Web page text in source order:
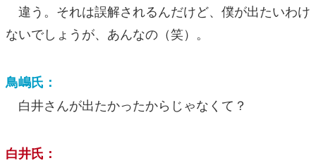
違う。それは誤解されるんだけど、僕が出たいわけ
ないでしょうが、あんなの（笑）。
鳥嶋氏：
白井さんが出たかったからじゃなくて？
白井氏：